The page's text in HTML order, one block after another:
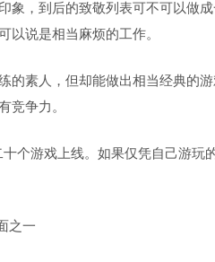
象，到后的致敬列表可不可以做
以说是相当麻烦的工作。
的素人，但却能做出相当经典的
竞争力。
个游戏上线。如果仅凭自己游
之一